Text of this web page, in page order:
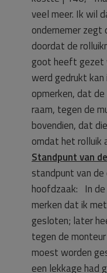
veel meer. Ik wil
ondernemer zegt
doordat de
goot heeft gezet
werd gedrukt
opmerken, dat
raam, tegen de
bovendien, dat
omdat het rolluik
Standpunt van
standpunt van
hoofdzaak: In
merken dat ik
gesloten; later
tegen de
moest worden
een lekkage had